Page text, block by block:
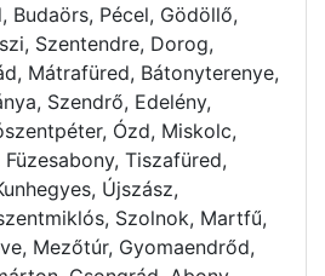
Budaörs, Pécel, Gödöllő,
Szentendre, Dorog,
Mátrafüred, Bátonyterenye,
Szendrő, Edelény,
Ózd, Miskolc,
Tiszafüred,
Újszász,
Szolnok, Martfű,
Mezőtúr, Gyomaendrőd,